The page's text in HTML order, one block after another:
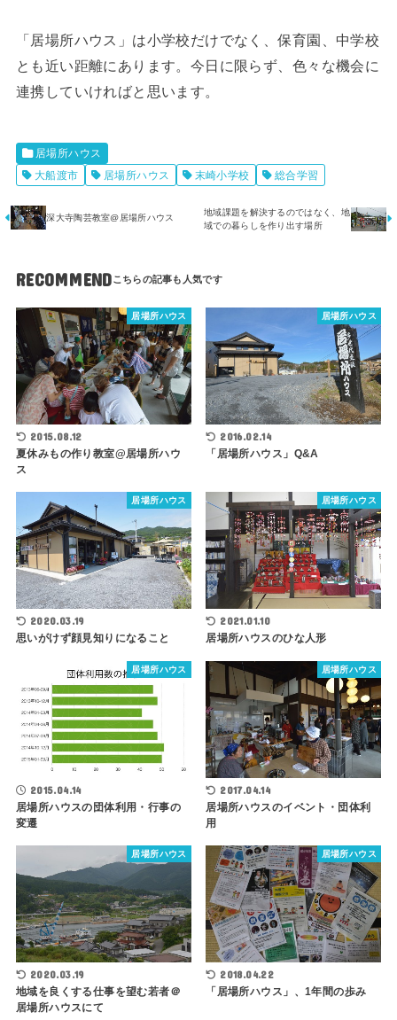
「居場所ハウス」は小学校だけでなく、保育園、中学校
とも近い距離にあります。今日に限らず、色々な機会に
連携していければと思います。
居場所ハウス
大船渡市
居場所ハウス 末崎小学校 総合学習
深大寺陶芸教室@居場所ハウス
地域課題を解決するのではなく、地
域での暮らしを作り出す場所
RECOMMEND
居場所ハウス
2015.08.12
夏休みもの作り教室@居場所ハウ
ス
居場所ハウス
2016.02.14
「居場所ハウス」Q&A
居場所ハウス
2020.03.19
思いがけず顔見知りになること
居場所ハウス
2021.01.10
居場所ハウスのひな人形
居場所ハウス
2015.04.14
居場所ハウスの団体利用・行事の
変遷
居場所ハウス
2017.04.14
居場所ハウスのイベント・団体利
用
居場所ハウス
2020.03.19
地域を良くする仕事を望む若者＠
居場所ハウスにて
居場所ハウス
2018.04.22
「居場所ハウス」、1年間の歩み